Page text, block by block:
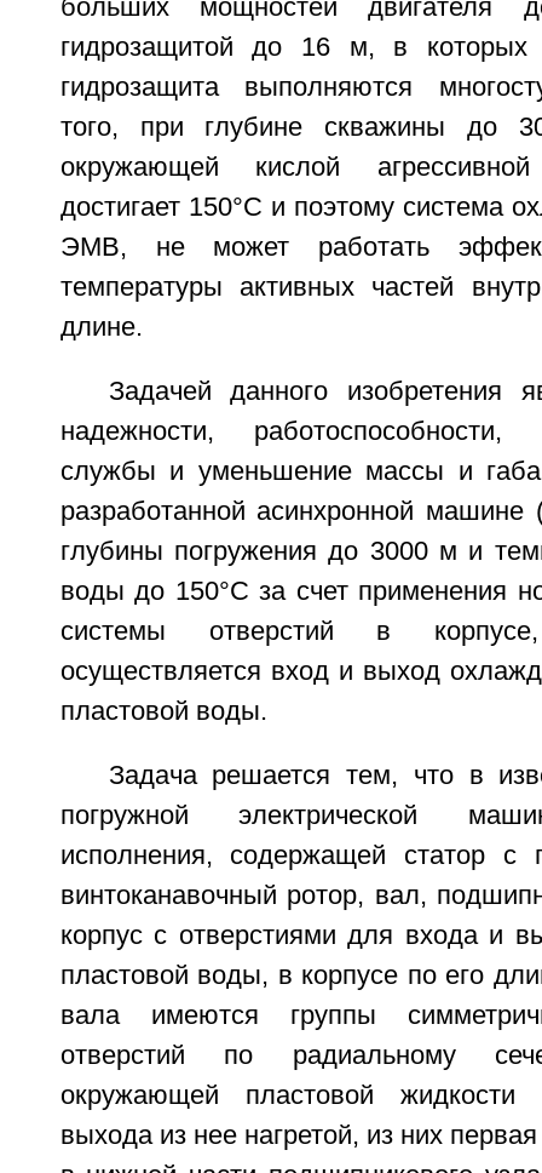
больших мощностей
гидрозащитой до 16 м, в которых
гидрозащита выполняются
того, при глубине скважины до
окружающей кислой
достигает 150°C и поэтому система
ЭМВ, не может работать
температуры активных частей
длине.
Задачей данного изобретения
надежности,
службы и уменьшение массы и
разработанной асинхронной
глубины погружения до 3000 м и
воды до 150°C за счет применения
системы отверстий в
осуществляется вход и выход
пластовой воды.
Задача решается тем, что в
погружной электрической
исполнения, содержащей статор с
винтоканавочный ротор, вал,
корпус с отверстиями для входа и
пластовой воды, в корпусе по его
вала имеются группы
отверстий по радиальному
окружающей пластовой
выхода из нее нагретой, из них